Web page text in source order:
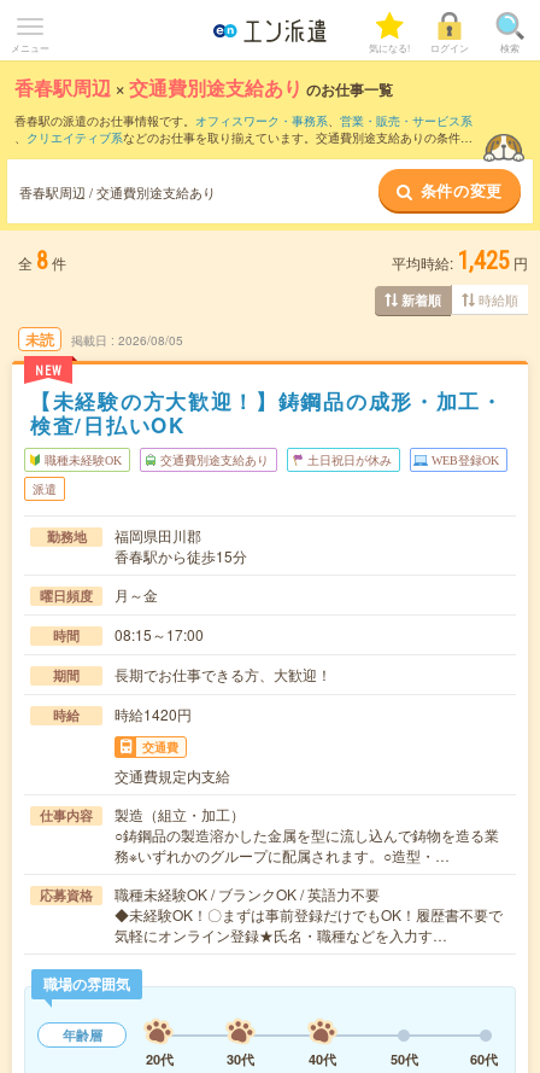
メニュー 気になる! ログイン 検索
香春駅周辺 ×交通費別途支給あり のお仕事一覧
香春駅の派遣のお仕事情報です。 オフィスワーク・事務系、 営業・販売・サービス系
、 クリエイティブ系などのお仕事を取り揃えています。交通費別途支給ありの条件の
香春駅周辺 / 交通費別途支給あり 条件の変更
全 8件 平均時給: 1,425 円
新着順 時給順
未読
NEW
掲載日 2026/08/05
【未経験の方大歓迎！】鋳鋼品の成形・加工・
検査/日払いOK
職種未経験OK 交通費別途支給あり 土日祝日が休み WEB登録OK
派遣
勤務地
福岡県田川郡
香春駅から徒歩15分
曜日頻度 月～金
時間 08:15～17:00
期間 長期でお仕事できる方、大歓迎！
時給 時給1420円
交通費
交通費規定内支給
仕事内容
製造（組立・加工）
○鋳鋼品の製造溶かした金属を型に流し込んで鋳物を造る業
務※いずれかのグループに配属されます。○造型・…
応募資格
職種未経験OK / ブランクOK / 英語力不要
◆未経験OK！〇まずは事前登録だけでもOK！履歴書不要で
気軽にオンライン登録★氏名・職種などを入力す…
職場の雰囲気
年齢層
20代
30代 40代 50代 60代